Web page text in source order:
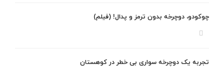
چوکودو، دوچرخه بدون ترمز و پدال! (فیلم)
تجربه یک دوچرخه سواری بی خطر در کوهستان